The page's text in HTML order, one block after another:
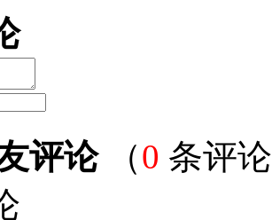
评论（0 条评